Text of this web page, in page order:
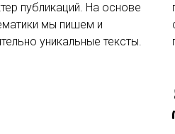
публикаций. На основе
мы пишем и
уникальные тексты.